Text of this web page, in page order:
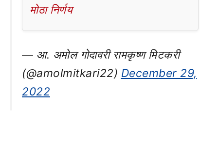
मोठा निर्णय
— आ. अमोल गोदावरी रामकृष्ण मिटकरी
(@amolmitkari22) December 29,
2022